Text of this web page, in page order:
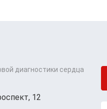
диагностики сердца
12